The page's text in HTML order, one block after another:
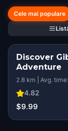
Cele mai populare
Discover
Adventure
2.8 km | Avg.
4.82
$9.99